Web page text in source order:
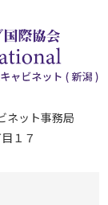
ネット事務局
１７